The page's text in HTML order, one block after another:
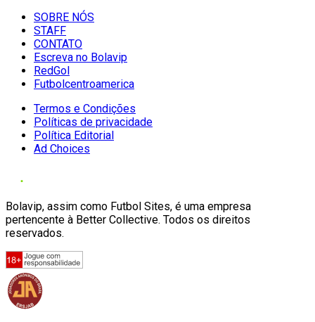
SOBRE NÓS
STAFF
CONTATO
Escreva no Bolavip
RedGol
Futbolcentroamerica
Termos e Condições
Políticas de privacidade
Política Editorial
Ad Choices
Bolavip, assim como Futbol Sites, é uma empresa
pertencente à Better Collective. Todos os direitos
reservados.